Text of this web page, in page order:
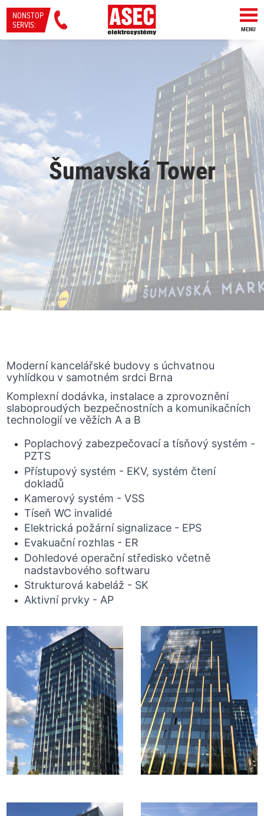
NONSTOP
SERVIS:
MENU
Šumavská Tower
Moderní kancelářské budovy s úchvatnou
vyhlídkou v samotném srdci Brna
Komplexní dodávka, instalace a zprovoznění
slaboproudých bezpečnostních a komunikačních
technologií ve věžích A a B
Poplachový zabezpečovací a tísňový systém -
PZTS
Přístupový systém - EKV, systém čtení
dokladů
Kamerový systém - VSS
Tíseň WC invalidé
Elektrická požární signalizace - EPS
Evakuační rozhlas - ER
Dohledové operační středisko včetně
nadstavbového softwaru
Strukturová kabeláž - SK
Aktivní prvky - AP